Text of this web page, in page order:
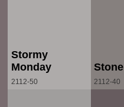
Stormy
Monday
2112-50
Stone
2112-40